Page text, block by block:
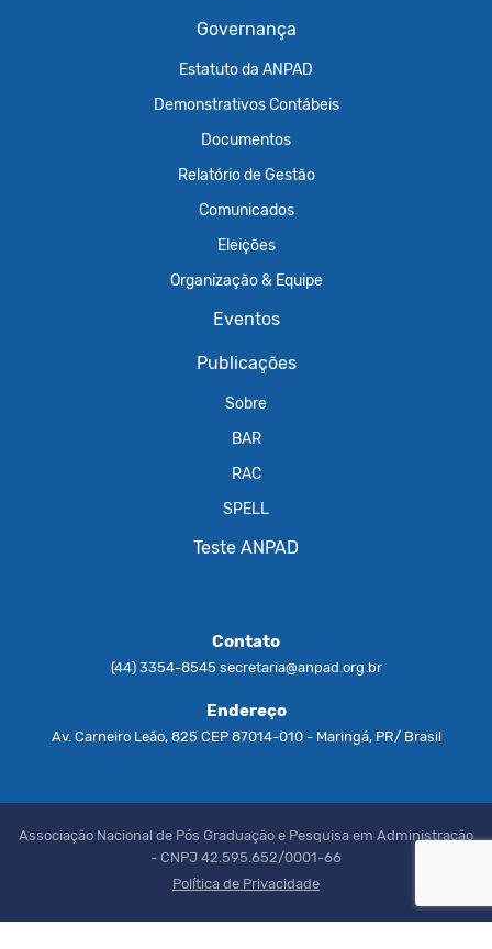
Governança
Estatuto da ANPAD
Demonstrativos Contábeis
Documentos
Relatório de Gestão
Comunicados
Eleições
Organização & Equipe
Eventos
Publicações
Sobre
BAR
RAC
SPELL
Teste ANPAD
Contato
(44) 3354-8545 secretaria@anpad.org.br
Endereço
Av. Carneiro Leão, 825 CEP 87014-010 - Maringá, PR/ Brasil
Associação Nacional de Pós Graduação e Pesquisa em Administração
- CNPJ 42.595.652/0001-66
Política de Privacidade